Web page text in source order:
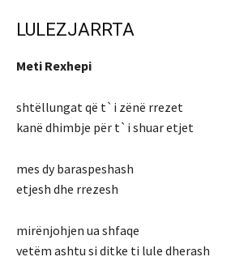
LULEZJARRTA
Meti Rexhepi
shtëllungat që t`i zënë rrezet
kanë dhimbje për t`i shuar etjet
mes dy baraspeshash
etjesh dhe rrezesh
mirënjohjen ua shfaqe
vetëm ashtu si ditke ti lule dherash